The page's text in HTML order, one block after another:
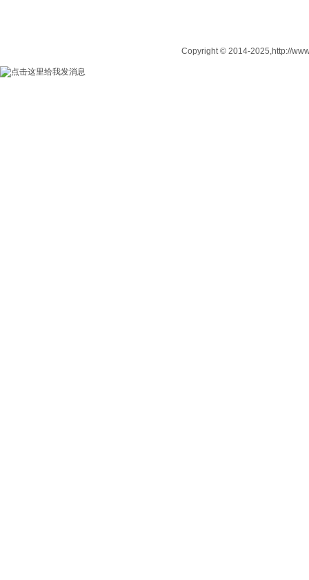
Copyright © 2014-2025,http://